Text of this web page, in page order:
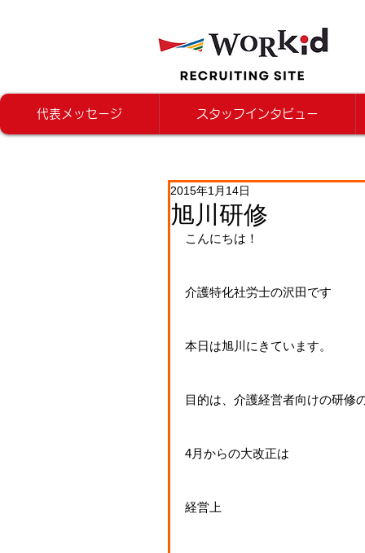
代表メッセージ スタッフインタビュー
旭川研修
2015年1月14日
こんにちは！
介護特化社労士の沢田です
本日は旭川にきています。
目的は、介護経営者向けの研修
4月からの大改正は
経営上